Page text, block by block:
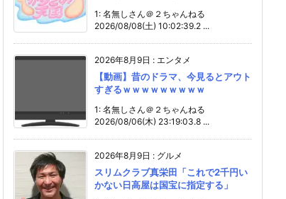
1: 名無しさん＠２ちゃんねる
2026/08/08(土) 10:02:39.2 ...
2026年8月9日 : エンタメ
【動画】昔のドラマ、今見るとアウト
すぎるｗｗｗｗｗｗｗｗｗ
1: 名無しさん＠２ちゃんねる
2026/08/06(木) 23:19:03.8 ...
2026年8月9日 : グルメ
スリムクラブ真栄田「これで2千円い
かない日高屋は国宝に指定する」